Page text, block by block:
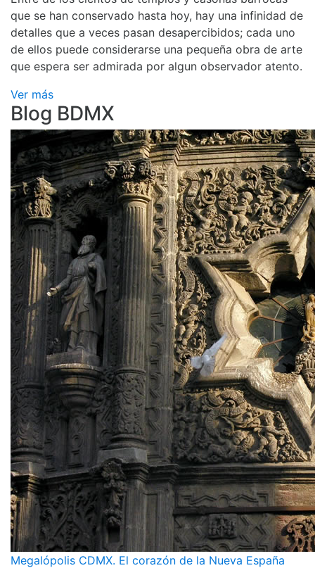
que se han conservado hasta hoy, hay una infinidad de
detalles que a veces pasan desapercibidos; cada uno
de ellos puede considerarse una pequeña obra de arte
que espera ser admirada por algun observador atento.
Ver más
Blog BDMX
Megalópolis CDMX. El corazón de la Nueva España